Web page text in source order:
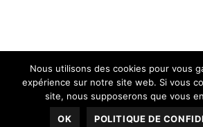
Mentions Légales
Nous utilisons des cookies pour vous
expérience sur notre site web. Si vous
site, nous supposerons que vous
OK POLITIQUE DE